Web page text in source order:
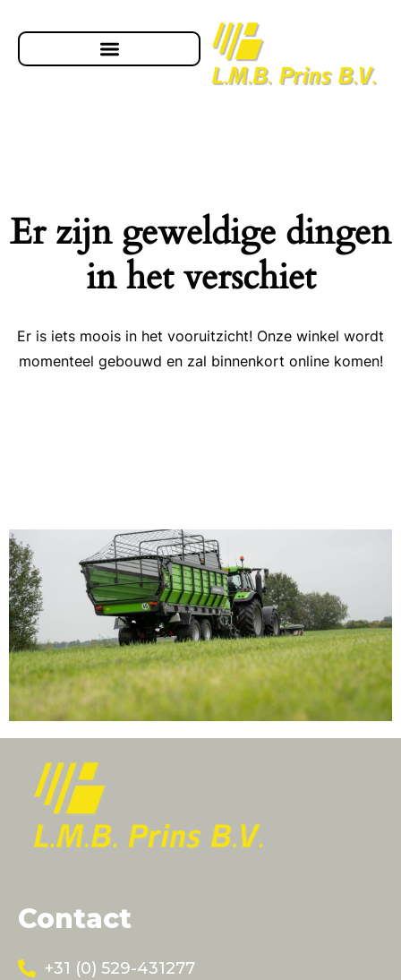
Er zijn geweldige dingen
in het verschiet
Er is iets moois in het vooruitzicht! Onze winkel wordt
momenteel gebouwd en zal binnenkort online komen!
Contact
+31 (0) 529-431277